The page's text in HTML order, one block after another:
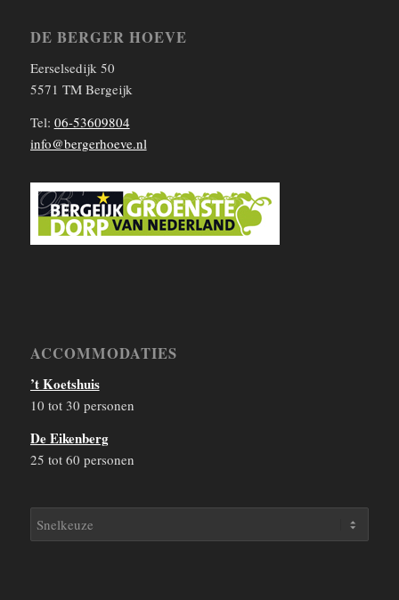
DE BERGER HOEVE
Eerselsedijk 50
5571 TM Bergeijk
Tel: 06-53609804
info@bergerhoeve.nl
ACCOMMODATIES
’t Koetshuis
10 tot 30 personen
De Eikenberg
25 tot 60 personen